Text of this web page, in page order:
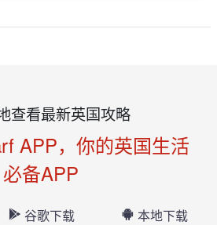
查看最新英国攻略
APP，你的英国生活
必备APP
谷歌下载 本地下载